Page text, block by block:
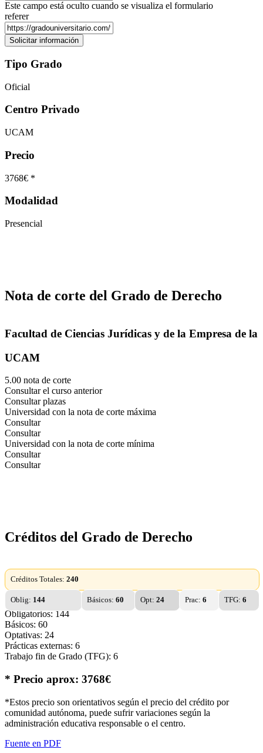
Este campo está oculto cuando se visualiza el formulario
referer
Tipo Grado
Oficial
Centro Privado
UCAM
Precio
3768€ *
Modalidad
Presencial
Nota de corte del Grado de Derecho
Facultad de Ciencias Jurídicas y de la Empresa de la
UCAM
5.00 nota de corte
Consultar el curso anterior
Consultar plazas
Universidad con la nota de corte máxima
Consultar
Consultar
Universidad con la nota de corte mínima
Consultar
Consultar
Créditos del Grado de Derecho
Créditos Totales: 240
Oblig: 144 Básicos: 60 Opt:24 Prac: 6 TFG:6
Obligatorios: 144
Básicos: 60
Optativas: 24
Prácticas externas: 6
Trabajo fin de Grado (TFG): 6
* Precio aprox: 3768€
*Estos precio son orientativos según el precio del crédito por
comunidad autónoma, puede sufrir variaciones según la
administración educativa responsable o el centro.
Fuente en PDF